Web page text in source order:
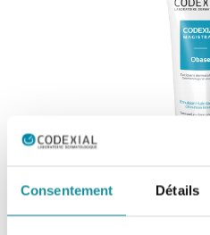
Consentement Détails